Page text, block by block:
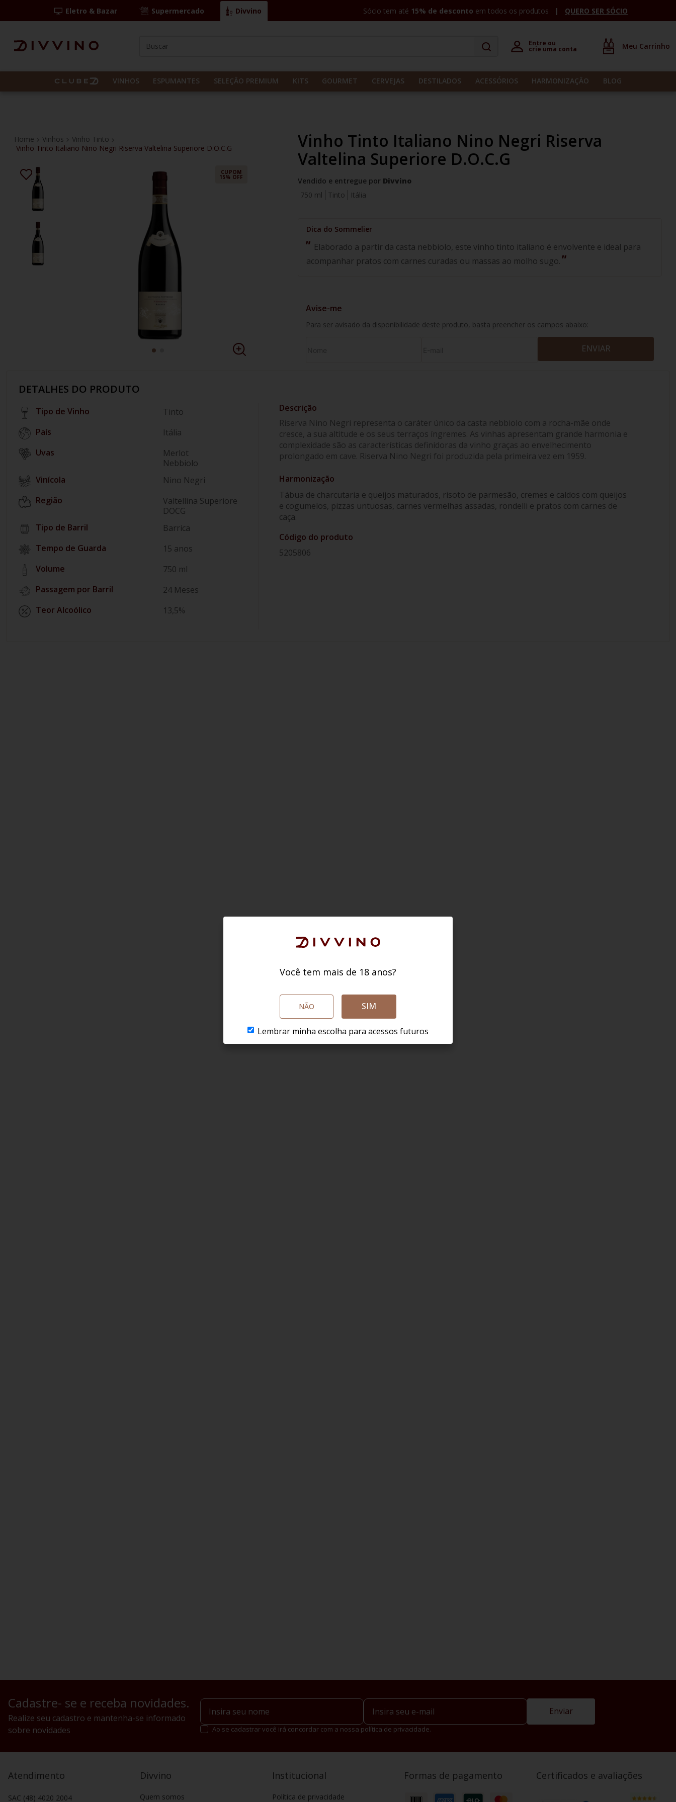
Eletro & Bazar Supermercado Divvino Sócio tem até 15% de desconto em todos os produtos QUERO SER SÓCIO
º las camelias
5º itália
º frança
9
cordero
10 º italiano
Entre ou
crie uma conta
VINHOS ESPUMANTES SELEÇÃO PREMIUM KITS GOURMET CERVEJAS DESTILADOS ACESSÓRIOS HARMONIZAÇÃO BLOG
Vinhos
Vinho Tinto
Vinho Tinto Italiano Nino Negri Riserva Valtelina Superiore D.O.C.G
CUPOM
15% OFF
Vinho Tinto Italiano Nino Negri Riserva
Valtelina Superiore D.O.C.G
Vendido e entregue por Divvino
Tinto
Itália
750 ml
Elaborado a partir da casta nebbiolo, este vinho tinto italiano é envolvente e ideal para
acompanhar pratos com carnes curadas ou massas ao molho sugo.
Avise-me
Para ser avisado da disponibilidade deste produto, basta preencher os campos abaixo:
ENVIAR
DETALHES DO PRODUTO
Tipo de Vinho
Tinto
País
Itália
Merlot
Nebbiolo
Vinícola
Nino Negri
Região
Valtellina Superiore
DOCG
Tipo de Barril
Barrica
Tempo de Guarda
15 anos
Volume
750 ml
Passagem por Barril
24 Meses
Teor Alcoólico
13,5%
Riserva Nino Negri representa o caráter único da casta nebbiolo com a rocha-mãe onde
cresce, a sua altitude e os seus terraços íngremes. As vinhas apresentam grande harmonia e
complexidade são as características definidoras da vinho graças ao envelhecimento
prolongado em cave. Riserva Nino Negri foi produzida pela primeira vez em 1959.
Harmonização
Tábua de charcutaria e queijos maturados, risoto de parmesão, cremes e caldos com queijos
e cogumelos, pizzas untuosas, carnes vermelhas assadas, rondelli e pratos com carnes de
caça.
Código do produto
5205806
Cadastre- se e receba novidades.
Realize seu cadastro e mantenha-se informado
sobre novidades
Enviar
Ao se cadastrar você irá concordar com a nossa política de privacidade.
Atendimento
SAC (48) 4020 2004
Divvino
Quem somos
Institucional
Política de privacidade
Formas de pagamento Certificados e avaliações
Você tem mais de 18 anos?
NÃO SIM
Lembrar minha escolha para acessos futuros